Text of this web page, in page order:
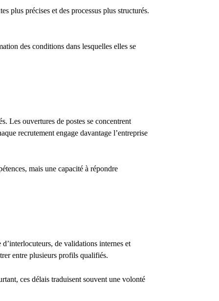
plus précises et des processus plus structurés.
des conditions dans lesquelles elles se
Les ouvertures de postes se concentrent
recrutement engage davantage l’entreprise
mais une capacité à répondre
de validations internes et
entre plusieurs profils qualifiés.
ces délais traduisent souvent une volonté